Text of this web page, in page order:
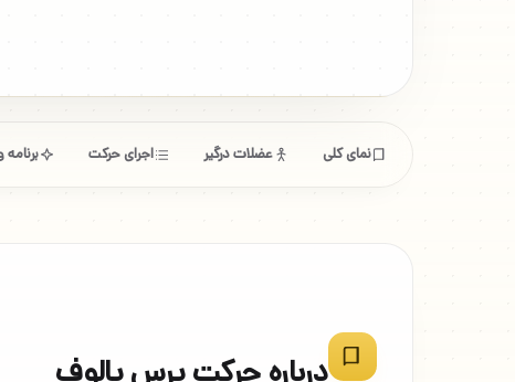
نمای کلی عضلات درگیر اجرای حرکت
درباره حرکت پرس پالوف